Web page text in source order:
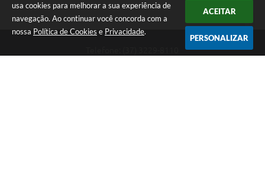
usa cookies para melhorar a sua experiência de
navegação. Ao continuar você concorda com a
nossa Política de Cookies e Privacidade.
ACEITAR
PERSONALIZAR